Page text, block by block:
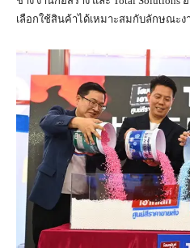
เลือกใช้สินค้าได้เหมาะสมกับลักษณะง